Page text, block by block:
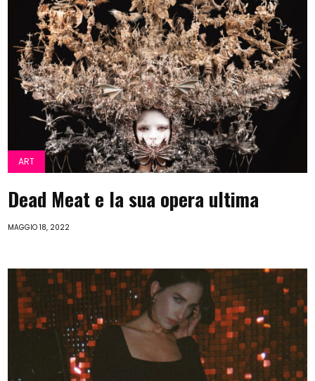
ART
Dead Meat e la sua opera ultima
MAGGIO 18, 2022